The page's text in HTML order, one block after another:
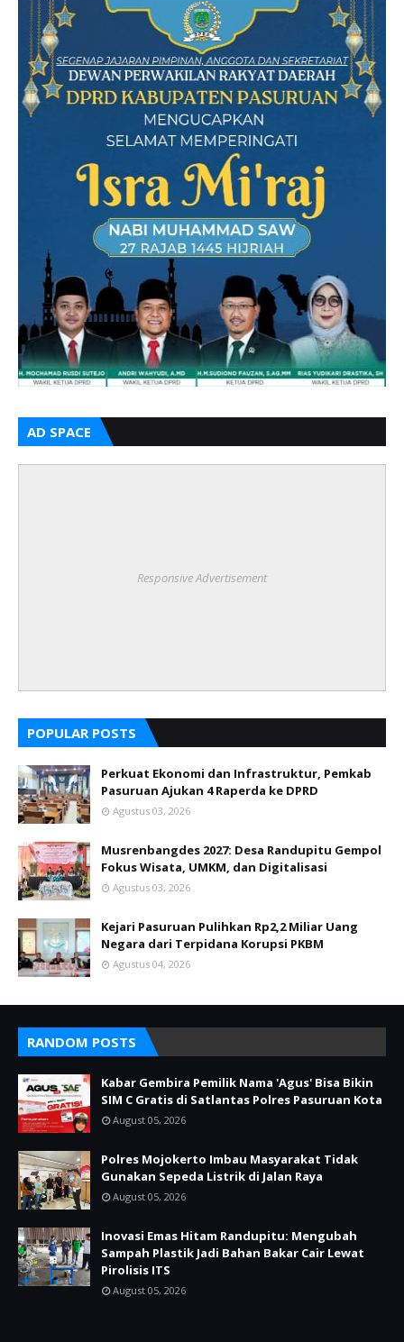
AD SPACE
Responsive Advertisement
POPULAR POSTS
Perkuat Ekonomi dan Infrastruktur, Pemkab
Pasuruan Ajukan 4 Raperda ke DPRD
Agustus 03, 2026
Musrenbangdes 2027: Desa Randupitu Gempol
Fokus Wisata, UMKM, dan Digitalisasi
Agustus 03, 2026
Kejari Pasuruan Pulihkan Rp2,2 Miliar Uang
Negara dari Terpidana Korupsi PKBM
Agustus 04, 2026
RANDOM POSTS
Kabar Gembira Pemilik Nama 'Agus' Bisa Bikin
SIM C Gratis di Satlantas Polres Pasuruan Kota
August 05, 2026
Polres Mojokerto Imbau Masyarakat Tidak
Gunakan Sepeda Listrik di Jalan Raya
August 05, 2026
Inovasi Emas Hitam Randupitu: Mengubah
Sampah Plastik Jadi Bahan Bakar Cair Lewat
Pirolisis ITS
August 05, 2026